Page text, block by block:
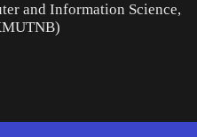
and Information Science,